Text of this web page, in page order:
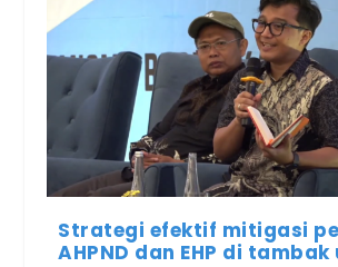
Strategi efektif mitigasi
AHPND dan EHP di